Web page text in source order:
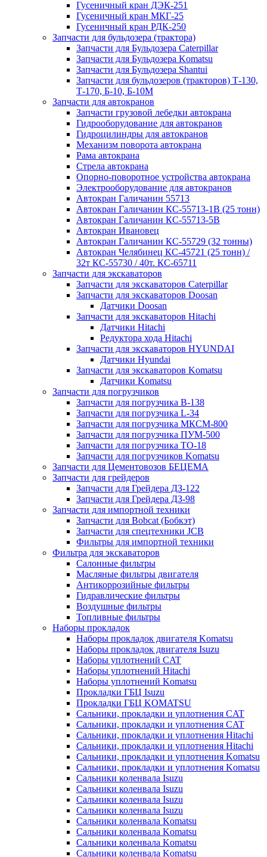
Гусеничный кран ДЭК-251
Гусеничный кран МКГ-25
Гусеничный кран РДК-250
Запчасти для бульдозера (трактора)
Запчасти для Бульдозера Caterpillar
Запчасти для Бульдозера Komatsu
Запчасти для Бульдозера Shantui
Запчасти для бульдозеров (тракторов) Т-130,
Т-170, Б-10, Б-10М
Запчасти для автокранов
Запчасти грузовой лебедки автокрана
Гидрооборудование для автокранов
Гидроцилиндры для автокранов
Механизм поворота автокрана
Рама автокрана
Стрела автокрана
Опорно-поворотное устройства автокрана
Электрооборудование для автокранов
Автокран Галичанин 55713
Автокран Галичанин КС-55713-1В (25 тонн)
Автокран Галичанин КС-55713-5В
Автокран Ивановец
Автокран Галичанин КС-55729 (32 тонны)
Автокран Челябинец КС-45721 (25 тонн) /
32т КС-55730 / 40т. КС-65711
Запчасти для экскаваторов
Запчасти для экскаваторов Caterpillar
Запчасти для экскаваторов Doosan
Датчики Doosan
Запчасти для экскаваторов Hitachi
Датчики Hitachi
Редуктора хода Hitachi
Запчасти для экскаваторов HYUNDAI
Датчики Hyundai
Запчасти для экскаваторов Komatsu
Датчики Komatsu
Запчасти для погрузчиков
Запчасти для погрузчика B-138
Запчасти для погрузчика L-34
Запчасти для погрузчика МКСМ-800
Запчасти для погрузчика ПУМ-500
Запчасти для погрузчика ТО-18
Запчасти для погрузчиков Komatsu
Запчасти для Цементовозов БЕЦЕМА
Запчасти для грейдеров
Запчасти для Грейдера ДЗ-122
Запчасти для Грейдера ДЗ-98
Запчасти для импортной техники
Запчасти для Bobcat (Бобкэт)
Запчасти для спецтехники JCB
Фильтры для импортной техники
Фильтра для экскаваторов
Салонные фильтры
Масляные фильтры двигателя
Антикоррозийные фильтры
Гидравлические фильтры
Воздушные фильтры
Топливные фильтры
Наборы прокладок
Наборы прокладок двигателя Komatsu
Наборы прокладок двигателя Isuzu
Наборы уплотнений CAT
Наборы уплотнений Hitachi
Наборы уплотнений Komatsu
Прокладки ГБЦ Isuzu
Прокладки ГБЦ KOMATSU
Сальники, прокладки и уплотнения CAT
Сальники, прокладки и уплотнения CAT
Сальники, прокладки и уплотнения Hitachi
Сальники, прокладки и уплотнения Hitachi
Сальники, прокладки и уплотнения Komatsu
Сальники, прокладки и уплотнения Komatsu
Сальники коленвала Isuzu
Сальники коленвала Isuzu
Сальники коленвала Isuzu
Сальники коленвала Isuzu
Сальники коленвала Komatsu
Сальники коленвала Komatsu
Сальники коленвала Komatsu
Сальники коленвала Komatsu